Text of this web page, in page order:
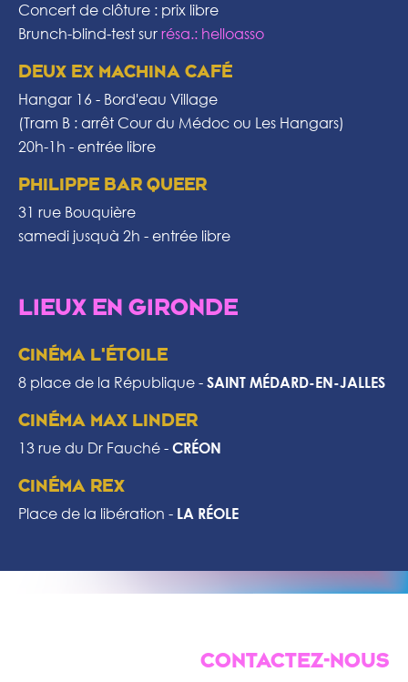
Concert de clôture : prix libre
Brunch-blind-test sur résa.: helloasso
DEUX EX MACHINA CAFÉ
Hangar 16 - Bord'eau Village
(Tram B : arrêt Cour du Médoc ou Les Hangars)
20h-1h - entrée libre
PHILIPPE BAR QUEER
31 rue Bouquière
samedi jusquà 2h - entrée libre
LIEUX EN GIRONDE
CINÉMA L'ÉTOILE
8 place de la République - SAINT MÉDARD-EN-JALLES
CINÉMA MAX LINDER
13 rue du Dr Fauché - CRÉON
CINÉMA REX
Place de la libération - LA RÉOLE
CONTACTEZ-NOUS